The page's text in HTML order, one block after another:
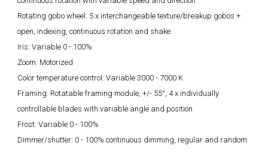
Rotating gobo wheel: 5 x interchangeable texture/breakup gobos +
open, indexing, continuous rotation and shake
Iris: Variable 0 - 100%
Zoom: Motorized
Color temperature control: Variable 3000 - 7000 K
Framing: Rotatable framing module, +/- 55°, 4 x individually
controllable blades with variable angle and position
Frost: Variable 0 - 100%
Dimmer/shutter: 0 - 100% continuous dimming, regular and random